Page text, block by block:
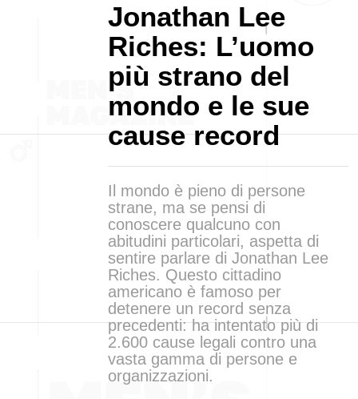
Jonathan Lee
Riches: L’uomo
più strano del
mondo e le sue
cause record
Il mondo è pieno di persone
strane, ma se pensi di
conoscere qualcuno con
abitudini particolari, aspetta di
sentire parlare di Jonathan Lee
Riches. Questo cittadino
americano è famoso per
detenere un record senza
precedenti: ha intentato più di
2.600 cause legali contro una
vasta gamma di persone e
organizzazioni.